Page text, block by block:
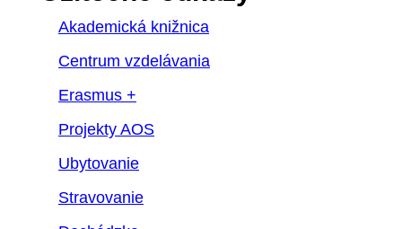
Akademická knižnica
Centrum vzdelávania
Erasmus +
Projekty AOS
Ubytovanie
Stravovanie